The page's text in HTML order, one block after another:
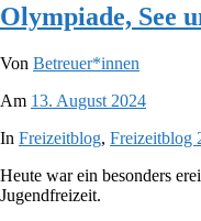
Olympiade, See
Von Betreuer*innen
Am 13. August 2024
In Freizeitblog, Freizeitblog
Heute war ein besonders
Jugendfreizeit.